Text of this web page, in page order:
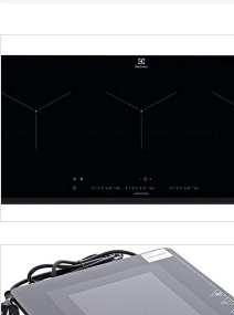
Bếp có thiết kế cực kỳ
dễ dàng sử dụng, dễ tùy
4. Bếp từ Electrolux
Bếp có thiết kế rất
ninh, nấu lẩu, chiên, xào,
nhanh chóng, tiết kiệm